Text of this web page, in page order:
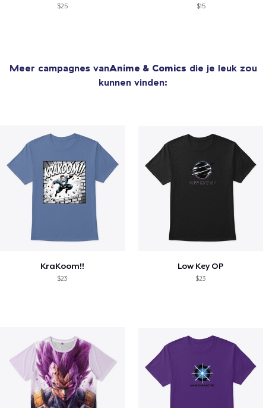
$25 $15
Meer campagnes vanAnime & Comics die je leuk zou
kunnen vinden:
KraKoom!!
$23
Low Key OP
$23